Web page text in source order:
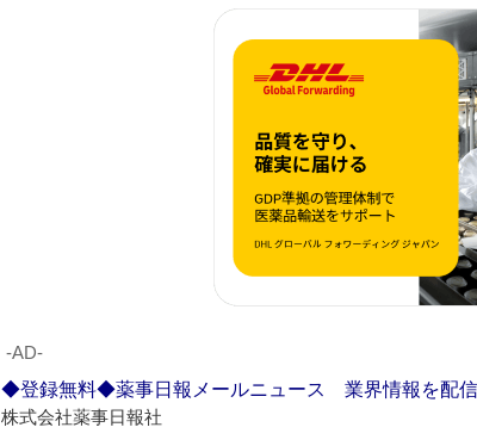
‐AD‐
◆登録無料◆薬事日報メールニュース 業界情報を配信
株式会社薬事日報社